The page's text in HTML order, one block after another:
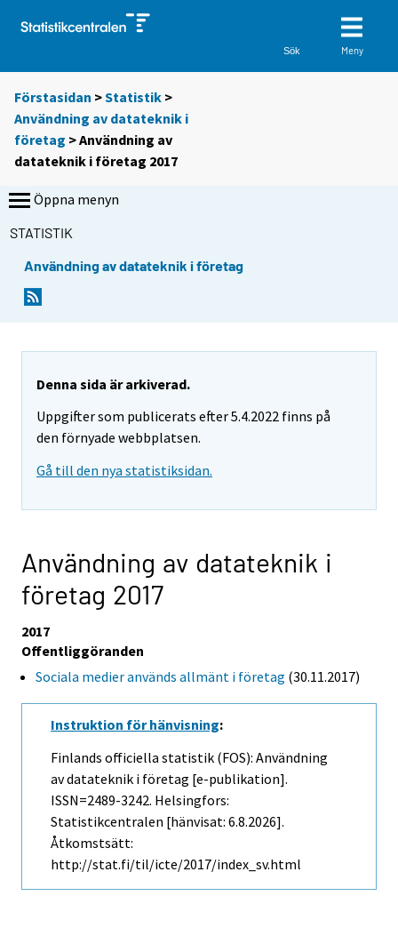
Sök Meny
Förstasidan >Statistik >
Användning av datateknik i
företag > Användning av
datateknik i företag 2017
Öppna menyn
STATISTIK
Användning av datateknik i företag
Denna sida är arkiverad.
Uppgifter som publicerats efter 5.4.2022 finns på
den förnyade webbplatsen.
Gå till den nya statistiksidan.
Användning av datateknik i
företag 2017
2017
Offentliggöranden
Sociala medier används allmänt i företag (30.11.2017)
Instruktion för hänvisning:
Finlands officiella statistik (FOS): Användning
av datateknik i företag [e-publikation].
ISSN=2489-3242. Helsingfors:
Statistikcentralen [hänvisat: 6.8.2026].
Åtkomstsätt:
http://stat.fi/til/icte/2017/index_sv.html